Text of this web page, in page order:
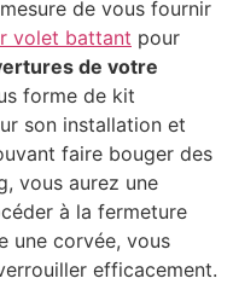
de vous fournir
volet battant pour
de votre
forme de kit
son installation et
faire bouger des
vous aurez une
à la fermeture
une corvée, vous
efficacement.